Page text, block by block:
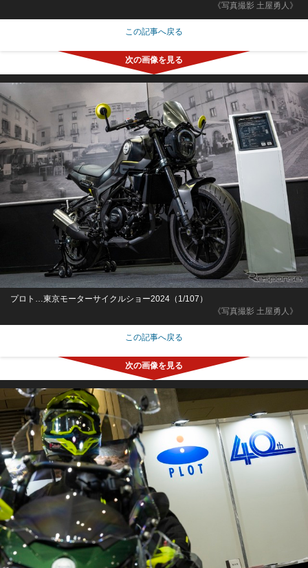
《写真撮影 土屋勇人》
この記事へ戻る
《写真撮影 土屋勇人》
プロト…東京モーターサイクルショー2024（1/107）
この記事へ戻る